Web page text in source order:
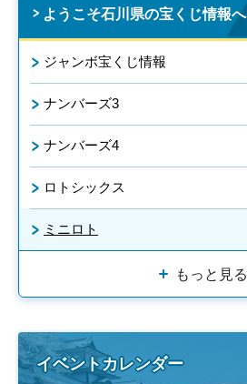
ようこそ石川県の宝くじ情報へ
ジャンボ宝くじ情報
ナンバーズ3
ナンバーズ4
ロトシックス
ミニロト
もっと見る
イベントカレンダー